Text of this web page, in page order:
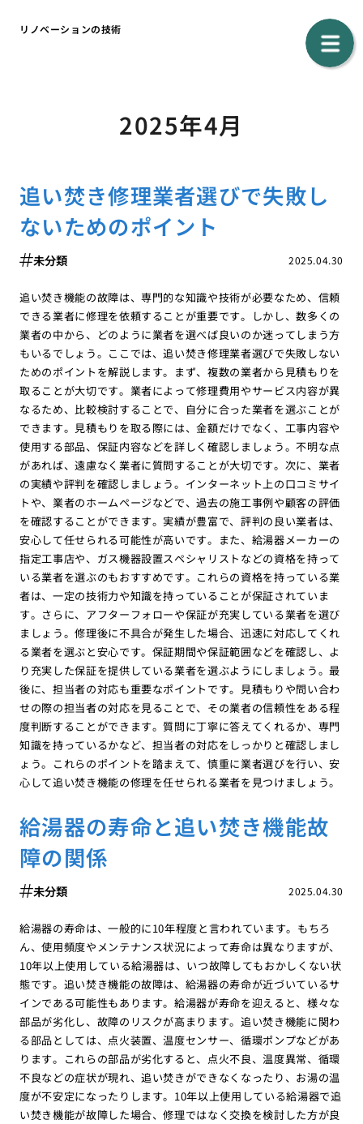
リノベーションの技術
2025年4月
追い焚き修理業者選びで失敗し
ないためのポイント
2025.04.30
未分類
追い焚き機能の故障は、専門的な知識や技術が必要なため、信頼
できる業者に修理を依頼することが重要です。しかし、数多くの
業者の中から、どのように業者を選べば良いのか迷ってしまう方
もいるでしょう。ここでは、追い焚き修理業者選びで失敗しない
ためのポイントを解説します。まず、複数の業者から見積もりを
取ることが大切です。業者によって修理費用やサービス内容が異
なるため、比較検討することで、自分に合った業者を選ぶことが
できます。見積もりを取る際には、金額だけでなく、工事内容や
使用する部品、保証内容などを詳しく確認しましょう。不明な点
があれば、遠慮なく業者に質問することが大切です。次に、業者
の実績や評判を確認しましょう。インターネット上の口コミサイ
トや、業者のホームページなどで、過去の施工事例や顧客の評価
を確認することができます。実績が豊富で、評判の良い業者は、
安心して任せられる可能性が高いです。また、給湯器メーカーの
指定工事店や、ガス機器設置スペシャリストなどの資格を持って
いる業者を選ぶのもおすすめです。これらの資格を持っている業
者は、一定の技術力や知識を持っていることが保証されていま
す。さらに、アフターフォローや保証が充実している業者を選び
ましょう。修理後に不具合が発生した場合、迅速に対応してくれ
る業者を選ぶと安心です。保証期間や保証範囲などを確認し、よ
り充実した保証を提供している業者を選ぶようにしましょう。最
後に、担当者の対応も重要なポイントです。見積もりや問い合わ
せの際の担当者の対応を見ることで、その業者の信頼性をある程
度判断することができます。質問に丁寧に答えてくれるか、専門
知識を持っているかなど、担当者の対応をしっかりと確認しまし
ょう。これらのポイントを踏まえて、慎重に業者選びを行い、安
心して追い焚き機能の修理を任せられる業者を見つけましょう。
給湯器の寿命と追い焚き機能故
障の関係
2025.04.30
未分類
給湯器の寿命は、一般的に10年程度と言われています。もちろ
ん、使用頻度やメンテナンス状況によって寿命は異なりますが、
10年以上使用している給湯器は、いつ故障してもおかしくない状
態です。追い焚き機能の故障は、給湯器の寿命が近づいているサ
インである可能性もあります。給湯器が寿命を迎えると、様々な
部品が劣化し、故障のリスクが高まります。追い焚き機能に関わ
る部品としては、点火装置、温度センサー、循環ポンプなどがあ
ります。これらの部品が劣化すると、点火不良、温度異常、循環
不良などの症状が現れ、追い焚きができなくなったり、お湯の温
度が不安定になったりします。10年以上使用している給湯器で追
い焚き機能が故障した場合、修理ではなく交換を検討した方が良